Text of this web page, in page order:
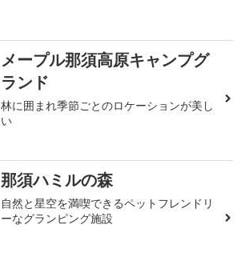
メープル那須高原キャンプグ
ランド
林に囲まれ季節ごとのロケーションが美し
い
那須ハミルの森
自然と星空を満喫できるペットフレンドリ
ーなグランピング施設